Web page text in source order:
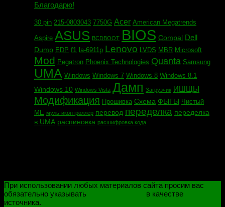
Благодарю!
30 pin 215-0803043 7750G Acer American Megatrends
Aspire ASUS BCDBOOT BIOS Compal Dell
Dump EDP f1 la-6911p Lenovo LVDS MBR Microsoft
Mod Pegatron Phoenix Technologies Quanta Samsung
UMA Windows Windows 7 Windows 8 Windows 8.1
Windows 10 Windows Vista Дамп Загрузчик ИШЩЫ
Модификация Прошивка Схема ФЫГЫ Чистый
МЕ мультиконтроллер перевод переделка переделка
в UMA распиновка расшифровка кода
При использовании любых материалов сайта просим вас
обязательно указывать
в качестве
источника.